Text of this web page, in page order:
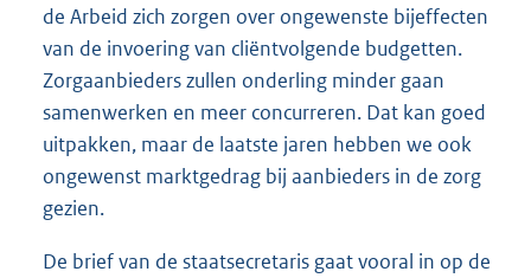
de Arbeid zich zorgen over ongewenste bijeffecten
van de invoering van cliëntvolgende budgetten.
Zorgaanbieders zullen onderling minder gaan
samenwerken en meer concurreren. Dat kan goed
uitpakken, maar de laatste jaren hebben we ook
ongewenst marktgedrag bij aanbieders in de zorg
gezien.
De brief van de staatsecretaris gaat vooral in op de